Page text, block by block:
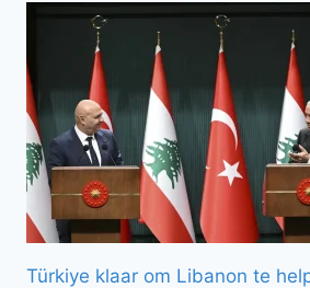
Türkiye klaar om Libanon te